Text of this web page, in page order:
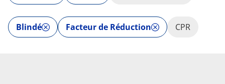
Blindé Facteur de Réduction CPR